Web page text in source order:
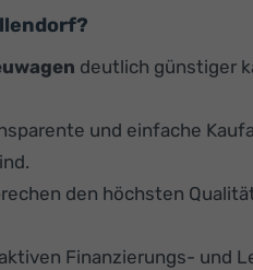
deutlich günstiger
und einfache
den höchsten
Finanzierungs- und